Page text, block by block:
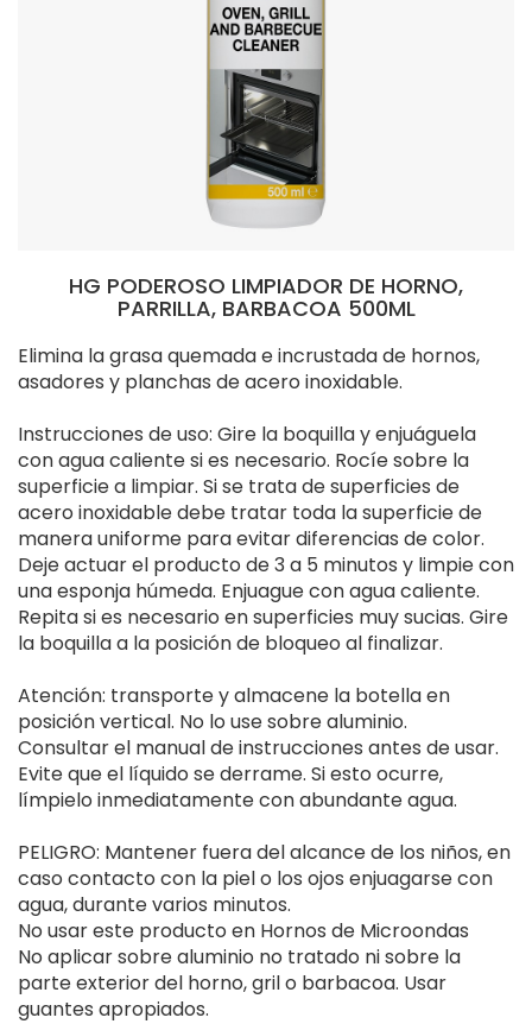
HG PODEROSO LIMPIADOR DE HORNO,
PARRILLA, BARBACOA 500ML
Elimina la grasa quemada e incrustada de hornos,
asadores y planchas de acero inoxidable.
Instrucciones de uso: Gire la boquilla y enjuáguela
con agua caliente si es necesario. Rocíe sobre la
superficie a limpiar. Si se trata de superficies de
acero inoxidable debe tratar toda la superficie de
manera uniforme para evitar diferencias de color.
Deje actuar el producto de 3 a 5 minutos y limpie con
una esponja húmeda. Enjuague con agua caliente.
Repita si es necesario en superficies muy sucias. Gire
la boquilla a la posición de bloqueo al finalizar.
Atención: transporte y almacene la botella en
posición vertical. No lo use sobre aluminio.
Consultar el manual de instrucciones antes de usar.
Evite que el líquido se derrame. Si esto ocurre,
límpielo inmediatamente con abundante agua.
PELIGRO: Mantener fuera del alcance de los niños, en
caso contacto con la piel o los ojos enjuagarse con
agua, durante varios minutos.
No usar este producto en Hornos de Microondas
No aplicar sobre aluminio no tratado ni sobre la
parte exterior del horno, gril o barbacoa. Usar
guantes apropiados.